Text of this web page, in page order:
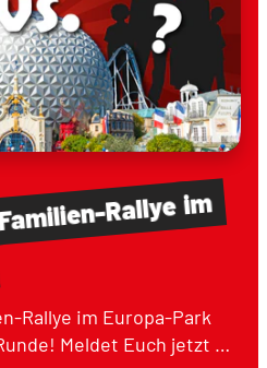
Rallyeim
Rallye im Europa-Park
Meldet Euch jetzt …